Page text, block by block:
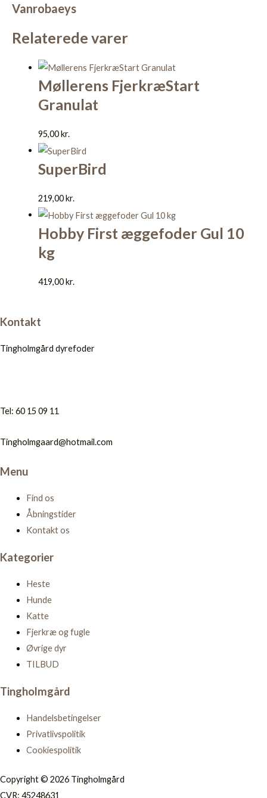
Vanrobaeys
Relaterede varer
Møllerens FjerkræStart
Granulat
95,00 kr.
SuperBird
219,00kr.
Hobby First æggefoder Gul 10
kg
419,00kr.
Kontakt
Tingholmgård dyrefoder
Tel: 60 15 09 11
Tingholmgaard@hotmail.com
Menu
Find os
Åbningstider
Kontakt os
Kategorier
Heste
Hunde
Katte
Fjerkræ og fugle
Øvrige dyr
TILBUD
Tingholmgård
Handelsbetingelser
Privatlivspolitik
Cookiespolitik
Copyright © 2026 Tingholmgård
CVR: 45248631